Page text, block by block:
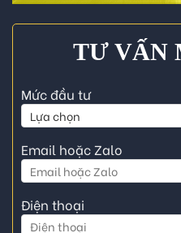
TƯ VẤN
Mức đầu tư
Email hoặc Zalo
Điện thoại